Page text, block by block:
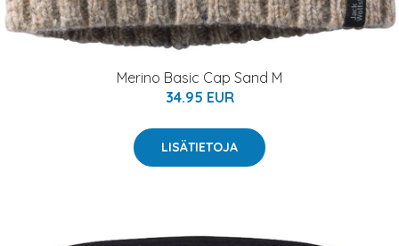
Merino Basic Cap Sand M
34.95 EUR
LISÄTIETOJA